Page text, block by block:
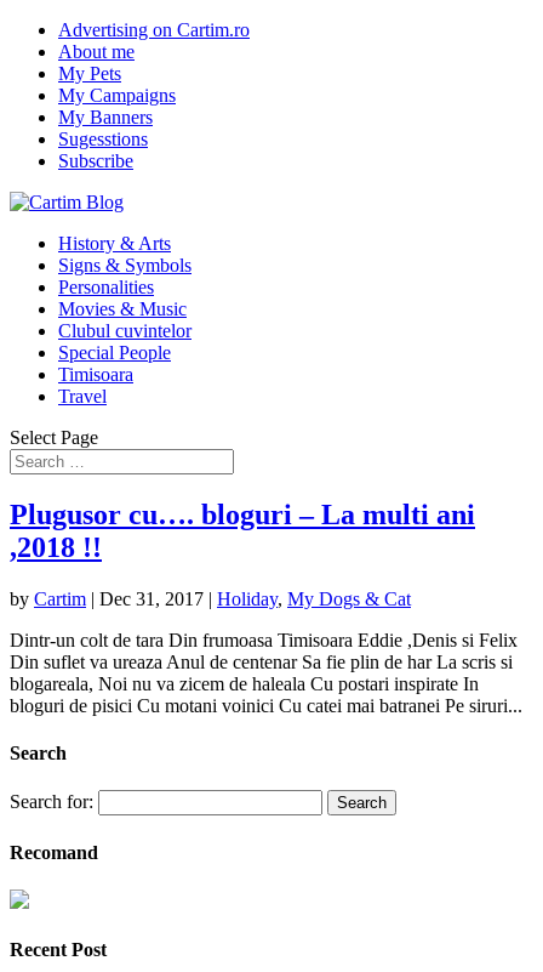
Advertising on Cartim.ro
About me
My Pets
My Campaigns
My Banners
Sugesstions
Subscribe
History & Arts
Signs & Symbols
Personalities
Movies & Music
Clubul cuvintelor
Special People
Timisoara
Travel
Select Page
Plugusor cu…. bloguri – La multi ani
,2018 !!
by Cartim | Dec 31, 2017 | Holiday, My Dogs & Cat
Dintr-un colt de tara Din frumoasa Timisoara Eddie ,Denis si Felix
Din suflet va ureaza Anul de centenar Sa fie plin de har La scris si
blogareala, Noi nu va zicem de haleala Cu postari inspirate In
bloguri de pisici Cu motani voinici Cu catei mai batranei Pe siruri...
Search
Search for:
Recomand
Recent Post